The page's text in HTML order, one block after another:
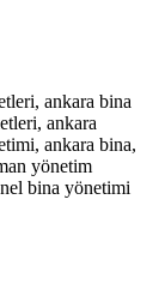
ankara bina
ankara
ankara bina,
yönetim
bina yönetimi